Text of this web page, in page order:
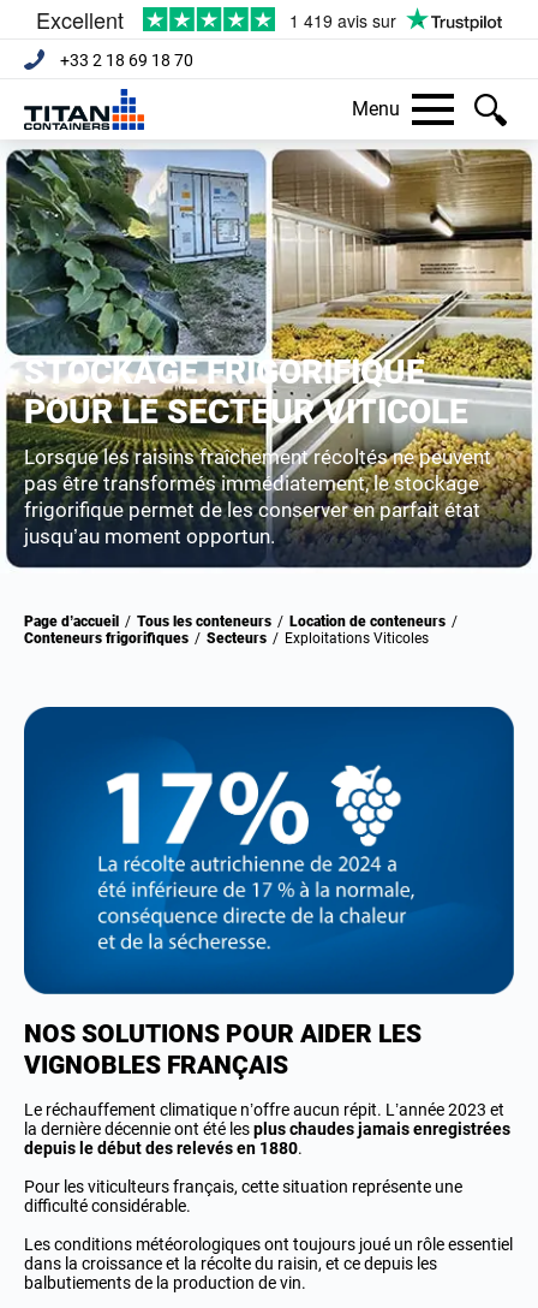
+33 2 18 69 18 70
Menu
STOCKAGE FRIGORIFIQUE
POUR LE SECTEUR VITICOLE
Lorsque les raisins fraîchement récoltés ne peuvent
pas être transformés immédiatement, le stockage
frigorifique permet de les conserver en parfait état
jusqu’au moment opportun.
Page d’accueil / Tous les conteneurs / Location de conteneurs /
Conteneurs frigorifiques / Secteurs / Exploitations Viticoles
NOS SOLUTIONS POUR AIDER LES
VIGNOBLES FRANÇAIS
Le réchauffement climatique n’offre aucun répit. L’année 2023 et
la dernière décennie ont été lesplus chaudes jamais enregistrées
depuis le début des relevés en 1880.
Pour les viticulteurs français, cette situation représente une
difficulté considérable.
Les conditions météorologiques ont toujours joué un rôle essentiel
dans la croissance et la récolte du raisin, et ce depuis les
balbutiements de la production de vin.